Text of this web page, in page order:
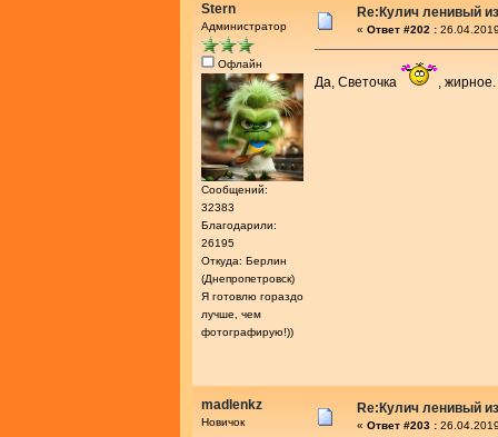
Stern
Администратор
Офлайн
Сообщений:
32383
Благодарили:
26195
Откуда: Берлин
(Днепропетровск)
Я готовлю гораздо
лучше, чем
фотографирую!))
Re:Кулич ленивый
« Ответ #202 :
Да, Светочка ,
madlenkz
Новичок
Re:Кулич ленивый
« Ответ #203 :